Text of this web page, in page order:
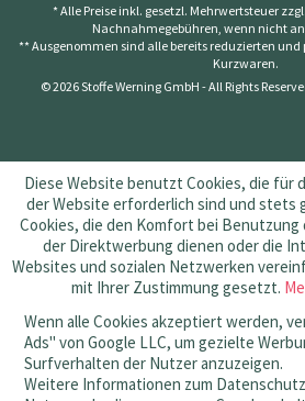
* Alle Preise inkl. gesetzl. Mehrwertsteuer zzgl.
Nachnahmegebühren, wenn nicht
** Ausgenommen sind alle bereits reduzierten und
Kurzwaren.
© 2026 Stoffe Werning GmbH - All Rights
Diese Website benutzt Cookies, die für
der Website erforderlich sind und stets
Cookies, die den Komfort bei
der Direktwerbung dienen oder die
Websites und sozialen Netzwerken
mit Ihrer Zustimmung gesetzt.
Wenn alle Cookies akzeptiert werden,
Ads" von Google LLC, um gezielte
Surfverhalten der Nutzer anzuzeigen.
Weitere Informationen zum